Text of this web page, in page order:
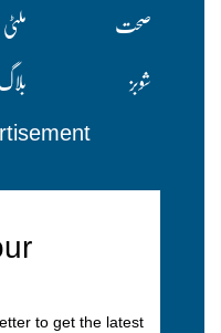
صحت
شوبز
بلاگ
to get the latest